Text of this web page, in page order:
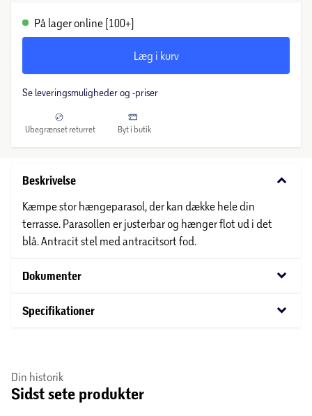
På lager online (100+)
Læg i kurv
Se leveringsmuligheder og -priser
Ubegrænset returret Byt i butik
Beskrivelse keyboard_arrow_down
Kæmpe stor hængeparasol, der kan dække hele din
terrasse. Parasollen er justerbar og hænger flot ud i det
blå. Antracit stel med antracitsort fod.
Dokumenter keyboard_arrow_down
Specifikationer keyboard_arrow_down
Din historik
Sidst sete produkter